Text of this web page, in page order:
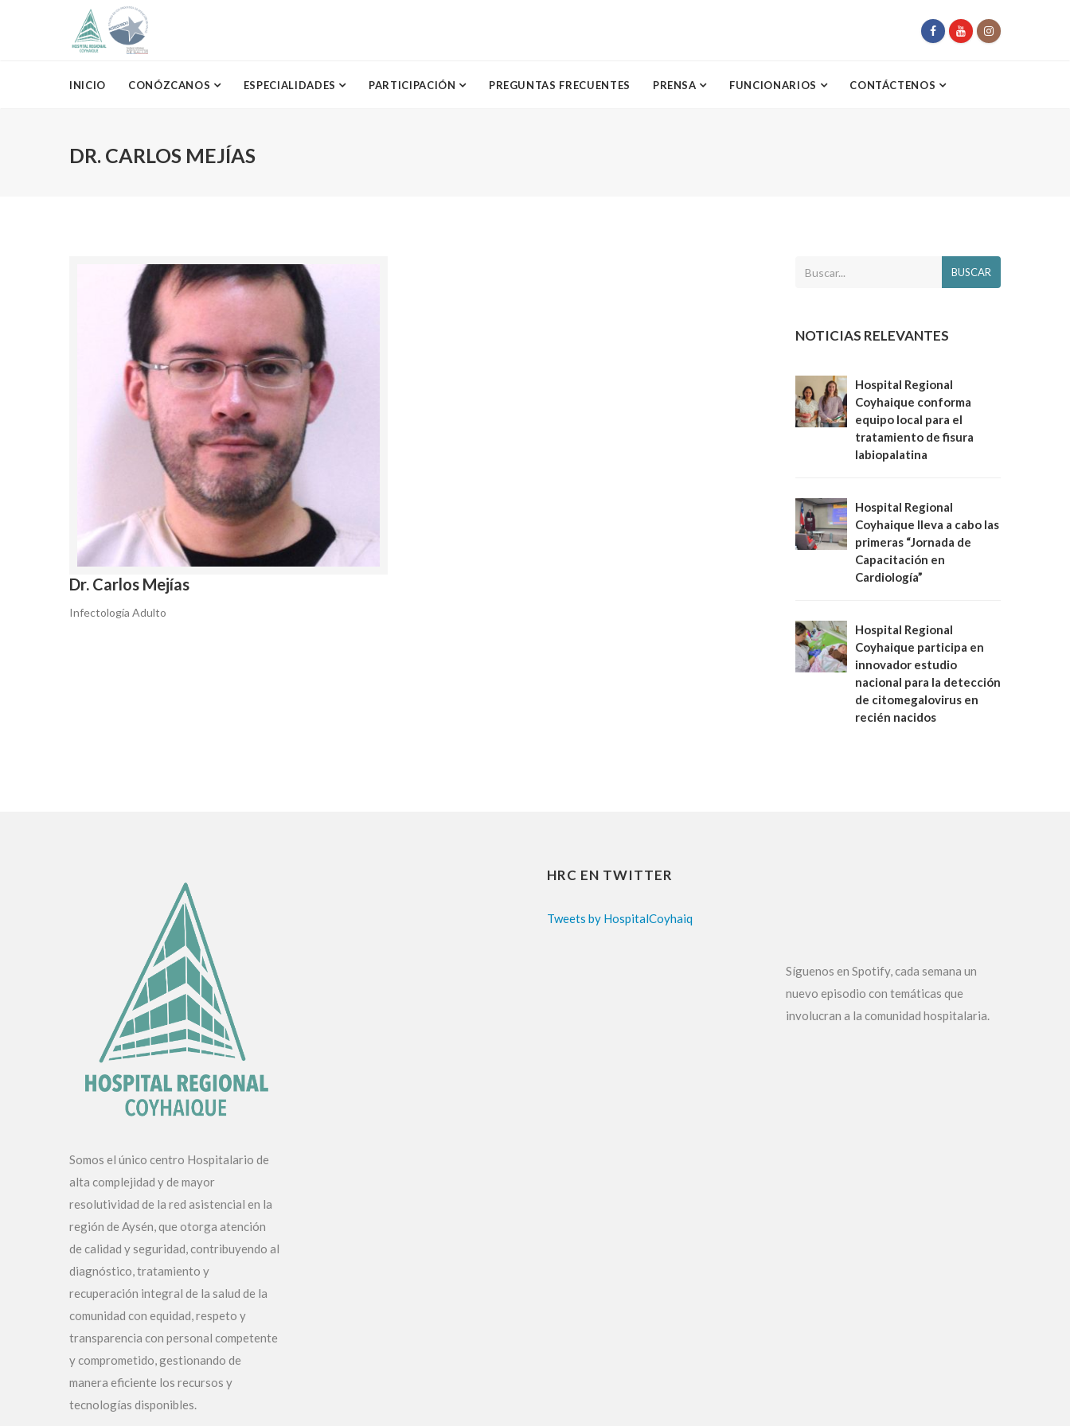
INICIO CONÓZCANOS ESPECIALIDADES PARTICIPACIÓN PREGUNTAS FRECUENTES PRENSA FUNCIONARIOS CONTÁCTENOS
DR. CARLOS MEJÍAS
Dr. Carlos Mejías
Infectología Adulto
BUSCAR
NOTICIAS RELEVANTES
Hospital Regional
Coyhaique conforma
equipo local para el
tratamiento de fisura
labiopalatina
Hospital Regional
Coyhaique lleva a cabo las
primeras “Jornada de
Capacitación en
Cardiología”
Hospital Regional
Coyhaique participa en
innovador estudio
nacional para la detección
de citomegalovirus en
recién nacidos
Somos el único centro Hospitalario de
alta complejidad y de mayor
resolutividad de la red asistencial en la
región de Aysén, que otorga atención
de calidad y seguridad, contribuyendo al
diagnóstico, tratamiento y
recuperación integral de la salud de la
comunidad con equidad, respeto y
transparencia con personal competente
y comprometido, gestionando de
manera eficiente los recursos y
tecnologías disponibles.
HRC EN TWITTER
Tweets by HospitalCoyhaiq
Síguenos en Spotify, cada semana un
nuevo episodio con temáticas que
involucran a la comunidad hospitalaria.